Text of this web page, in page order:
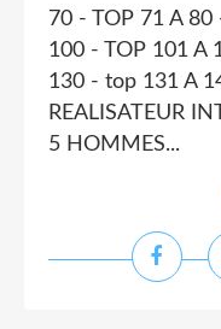
70 - TOP 71 A 80
100 - TOP 101 A
130 - top 131 A
REALISATEUR
5 HOMMES...